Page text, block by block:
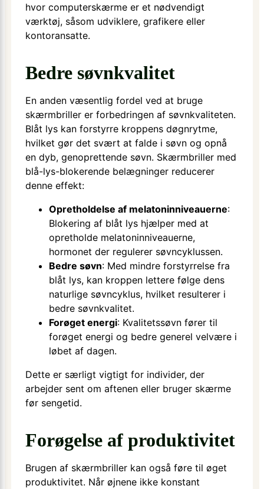
hvor computerskærme er et nødvendigt
værktøj, såsom udviklere, grafikere eller
kontoransatte.
Bedre søvnkvalitet
En anden væsentlig fordel ved at bruge
skærmbriller er forbedringen af søvnkvaliteten.
Blåt lys kan forstyrre kroppens døgnrytme,
hvilket gør det svært at falde i søvn og opnå
en dyb, genoprettende søvn. Skærmbriller med
blå-lys-blokerende belægninger reducerer
denne effekt:
Opretholdelse af melatoninniveauerne:
Blokering af blåt lys hjælper med at
opretholde melatoninniveauerne,
hormonet der regulerer søvncyklussen.
Bedre søvn: Med mindre forstyrrelse fra
blåt lys, kan kroppen lettere følge dens
naturlige søvncyklus, hvilket resulterer i
bedre søvnkvalitet.
Forøget energi: Kvalitetssøvn fører til
forøget energi og bedre generel velvære i
løbet af dagen.
Dette er særligt vigtigt for individer, der
arbejder sent om aftenen eller bruger skærme
før sengetid.
Forøgelse af produktivitet
Brugen af skærmbriller kan også føre til øget
produktivitet. Når øjnene ikke konstant